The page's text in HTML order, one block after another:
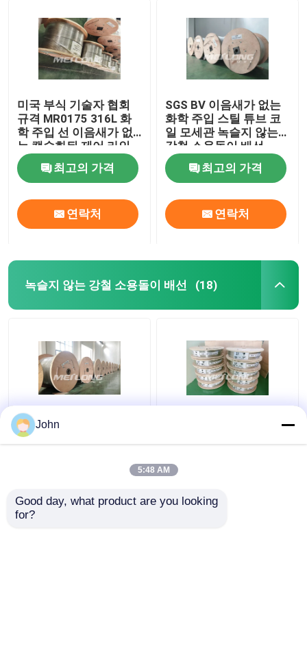
미국 부식 기술자 협회
규격 MR0175 316L 화
학 주입 선 이음새가 없
는 캡슐화된 제어 라인
최고의 가격
연락처
SGS BV 이음새가 없는
화학 주입 스틸 튜브 코
일 모세관 녹슬지 않는
강철 소용돌이 배선
최고의 가격
연락처
녹슬지 않는 강철 소용돌이 배선 (18)
가열 스테인레스 스틸
코일 튜빙 가스 분야 고
ASTM 녹슬지 않는 모세
아닐링했습니다
John
5:48 AM
Good day, what product are you looking
for?